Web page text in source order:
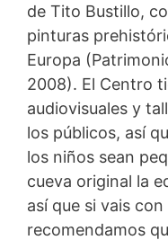
de Tito Bustillo,
pinturas
Europa
2008). El Centro
audiovisuales y
los públicos, así
los niños sean
cueva original la
así que si vais
recomendamos